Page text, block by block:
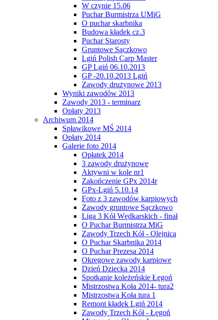
W czynie 15.06
Puchar Burmistrza UMiG
O puchar skarbnika
Budowa kładek cz.3
Puchar Starosty
Gruntowe Sączkowo
Lgiń Polish Carp Master
GP Lgiń 06.10.2013
GP -20.10.2013 Lgiń
Zawody drużynowe 2013
Wyniki zawodów 2013
Zawody 2013 - terminarz
Opłaty 2013
Archiwum 2014
Spławikowe MŚ 2014
Opłaty 2014
Galerie foto 2014
Opłatek 2014
3 zawody drużynowe
Aktywni w kole nr1
Zakończenie GPx 2014r
GPx-Lgiń 5.10.14
Foto z 3 zawodów karpiowych
Zawody gruntowe Sączkowo
Liga 3 Kół Wędkarskich - finał
O Puchar Burmistrza MiG
Zawody Trzech Kół - Olejnica
O Puchar Skarbnika 2014
O Puchar Prezesa 2014
Okręgowe zawody karpiowe
Dzień Dziecka 2014
Spotkanie koleżeńskie Łęgoń
Mistrzostwa Koła 2014- tura2
Mistrzostwa Koła tura 1
Remont kładek Lgiń 2014
Zawody Trzech Kół - Łęgoń